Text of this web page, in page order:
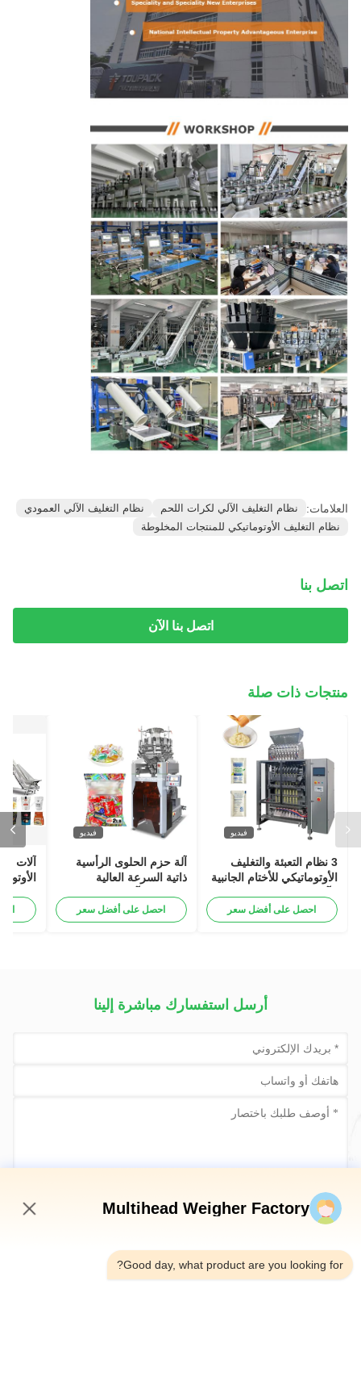
العلامات: نظام التغليف الآلي لكرات اللحم
نظام التغليف الآلي العمودي
نظام التغليف الأوتوماتيكي للمنتجات المخلوطة
اتصل بنا
اتصل بنا الآن
منتجات ذات صلة
فيديو
3 نظام التعبئة والتغليف
الأوتوماتيكي للأختام الجانبية
بالشامبو والمايونيز
احصل على أفضل سعر
فيديو
آلة حزم الحلوى الرأسية
ذاتية السرعة العالية
الذكيةاحصل على أفضل سعر
آلات
أرسل استفسارك مباشرة إلينا
أرسلي الآن
Multihead Weigher Factory
Good day, what product are you looking for?